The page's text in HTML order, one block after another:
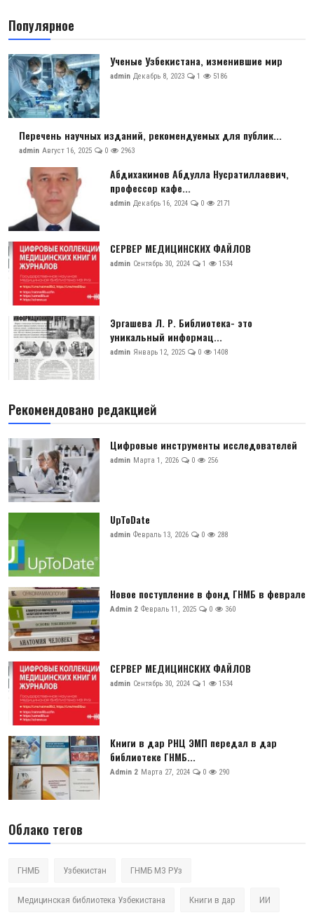
Популярное
Ученые Узбекистана, изменившие мир
admin Декабрь 8, 2023 1 5186
Перечень научных изданий, рекомендуемых для публик...
admin Август 16, 2025 0 2963
Абдихакимов Абдулла Нусратиллаевич,
профессор кафе...
admin Декабрь 16, 2024 0 2171
СЕРВЕР МЕДИЦИНСКИХ ФАЙЛОВ
admin Сентябрь 30, 2024 1 1534
Эргашева Л. Р. Библиотека- это
уникальный информац...
admin Январь 12, 2025 0 1408
Рекомендовано редакцией
Цифровые инструменты исследователей
admin Марта 1, 2026 0 256
UpToDate
admin Февраль 13, 2026 0 288
Новое поступление в фонд ГНМБ в феврале
Admin 2 Февраль 11, 2025 0 360
СЕРВЕР МЕДИЦИНСКИХ ФАЙЛОВ
admin Сентябрь 30, 2024 1 1534
Книги в дар РНЦ ЭМП передал в дар
библиотеке ГНМБ...
Admin 2 Марта 27, 2024 0 290
Облако тегов
ГНМБ Узбекистан ГНМБ МЗ РУз
Медицинская библиотека Узбекистана Книги в дар ИИ